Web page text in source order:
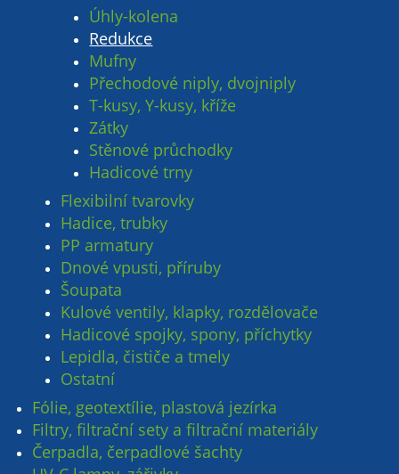
Úhly-kolena
Redukce
Mufny
Přechodové niply, dvojniply
T-kusy, Y-kusy, kříže
Zátky
Stěnové průchodky
Hadicové trny
Flexibilní tvarovky
Hadice, trubky
PP armatury
Dnové vpusti, příruby
Šoupata
Kulové ventily, klapky, rozdělovače
Hadicové spojky, spony, příchytky
Lepidla, čističe a tmely
Ostatní
Fólie, geotextílie, plastová jezírka
Filtry, filtrační sety a filtrační materiály
Čerpadla, čerpadlové šachty